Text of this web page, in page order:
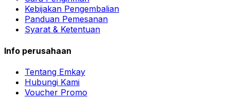
Kebijakan Pengembalian
Panduan Pemesanan
Syarat & Ketentuan
Info perusahaan
Tentang Emkay
Hubungi Kami
Voucher Promo